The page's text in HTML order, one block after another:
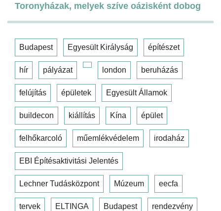
Toronyházak, melyek szíve oázisként dobog
Budapest Egyesült Királyság építészet
hír pályázat london beruházás
felújítás épületek Egyesült Államok
buildecon kiállítás Kína épület
felhőkarcoló műemlékvédelem irodaház
EBI Építésaktivitási Jelentés
Lechner Tudásközpont Múzeum eecfa
tervek ELTINGA Budapest rendezvény